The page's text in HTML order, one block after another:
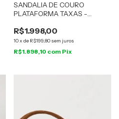
SANDALIA DE COURO
PLATAFORMA TAXAS -
R$1.998,00
10x de R$199,80 sem juros
R$1.898,10 com Pix